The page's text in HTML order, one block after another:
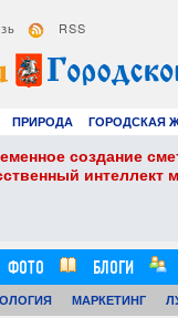
RSS
ПРИРОДА ГОРОДСКАЯ
создание
интеллект
ФОТО БЛОГИ
МАРКЕТИНГ